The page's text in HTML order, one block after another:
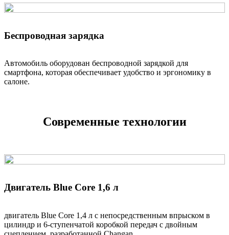
ПОДВЕСКА
Задние тормоза
МАССА И ОБЪЕМ БАГАЖНОГО ОТДЕЛЕНИЯ
Беспроводная зарядка
Автомобиль оборудован беспроводной зарядкой для
смартфона, которая обеспечивает удобство и эргономику в
салоне.
Современные технологии
Двигатель Blue Core 1,6 л
двигатель Blue Core 1,4 л с непосредственным впрыском в
цилиндр и 6-ступенчатой ​​коробкой передач с двойным